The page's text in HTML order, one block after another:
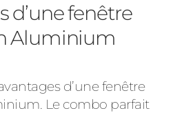
d’une fenêtre
Aluminium
d’une fenêtre
Le combo parfait